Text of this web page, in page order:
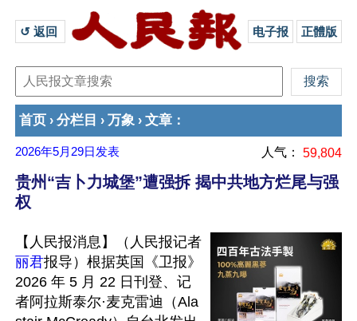
↺ 返回 电子报 正體版
首页 › 分栏目 › 万象 › 文章 ：
2026年5月29日 发表 人气： 59,804
贵州“吉卜力城堡”遭强拆 揭中共地方烂尾与强
权
【人民报消息】（人民报记者
丽君报导）根据英国《卫报》
2026 年 5 月 22 日刊登、记
者阿拉斯泰尔·麦克雷迪（Ala